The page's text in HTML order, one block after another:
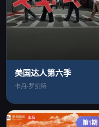
美国达人第六季
卡丹·罗凯特
第1期